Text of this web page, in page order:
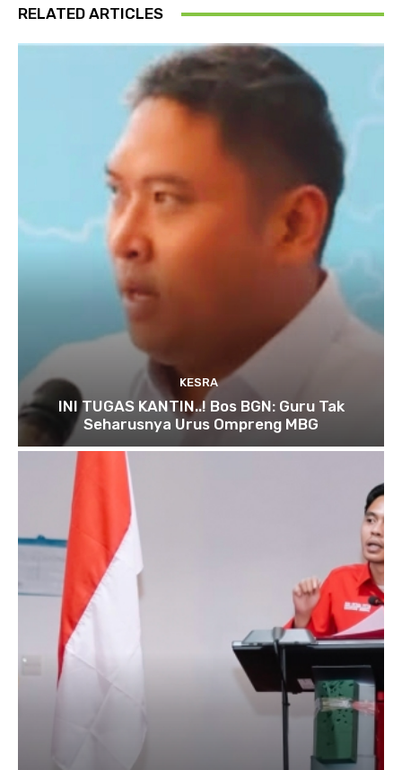
RELATED ARTICLES
KESRA
INI TUGAS KANTIN..! Bos BGN: Guru Tak
Seharusnya Urus Ompreng MBG